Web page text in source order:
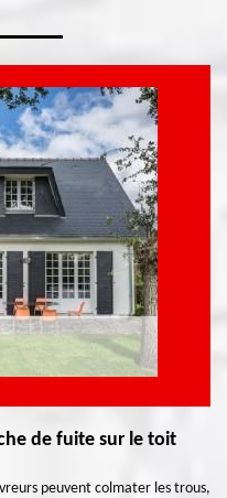
de fuite sur le toit
peuvent colmater les trous,